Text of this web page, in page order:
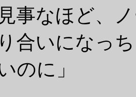
事なほど、
合いになっ
のに」